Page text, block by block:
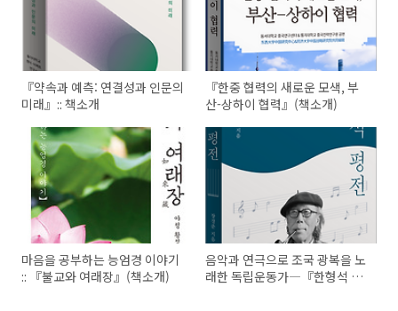
『약속과 예측: 연결성과 인문의
미래』:: 책소개
『한중 협력의 새로운 모색, 부
산-상하이 협력』(책소개)
마음을 공부하는 능엄경 이야기
:: 『불교와 여래장』(책소개)
음악과 연극으로 조국 광복을 노
래한 독립운동가―『한형석 평